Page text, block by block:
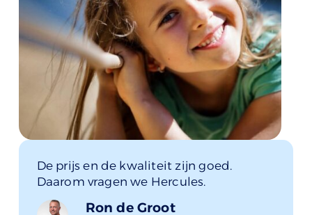
De prijs en de kwaliteit zijn goed.
Daarom vragen we Hercules.
Ron de Groot